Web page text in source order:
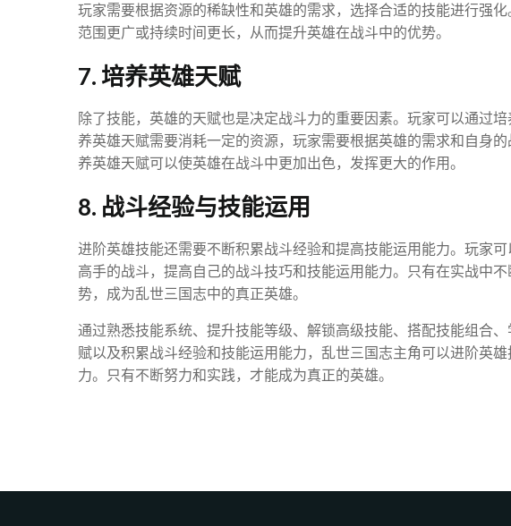
玩家需要根据资源的稀缺性和英雄的需求，选择合适的技能进行强
范围更广或持续时间更长，从而提升英雄在战斗中的优势。
7. 培养英雄天赋
除了技能，英雄的天赋也是决定战斗力的重要因素。玩家可以通过
养英雄天赋需要消耗一定的资源，玩家需要根据英雄的需求和自身
养英雄天赋可以使英雄在战斗中更加出色，发挥更大的作用。
8. 战斗经验与技能运用
进阶英雄技能还需要不断积累战斗经验和提高技能运用能力。玩家
高手的战斗，提高自己的战斗技巧和技能运用能力。只有在实战中
势，成为乱世三国志中的真正英雄。
通过熟悉技能系统、提升技能等级、解锁高级技能、搭配技能组合
赋以及积累战斗经验和技能运用能力，乱世三国志主角可以进阶英
力。只有不断努力和实践，才能成为真正的英雄。